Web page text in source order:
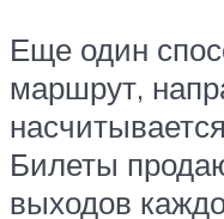
Еще один
маршрут,
Билеты
выходов